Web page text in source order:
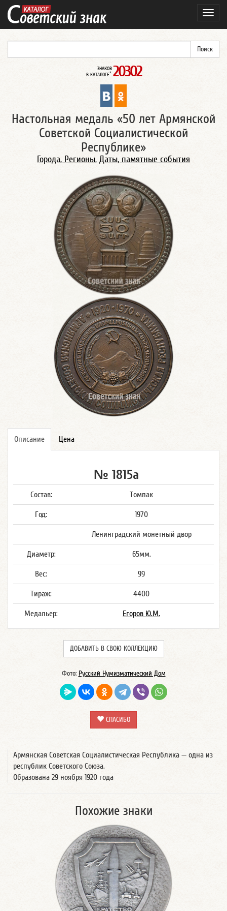
ЗНАКОВ
В КАТАЛОГЕ*: 20302
Настольная медаль «50 лет Армянской
Советской Социалистической
Республике»
Города, Регионы, Даты, памятные события
Описание Цена
№ 1815а
Состав: Томпак
Год: 1970
Ленинградский монетный двор
Диаметр: 65мм.
Вес: 99
Тираж: 4400
Медальер: Егоров Ю.М.
ДОБАВИТЬ В СВОЮ КОЛЛЕКЦИЮ
Фото: Русский Нумизматический Дом
СПАСИБО
Армянская Советская Социалистическая Республика — одна из
республик Советского Союза.
Образована 29 ноября 1920 года
Похожие знаки